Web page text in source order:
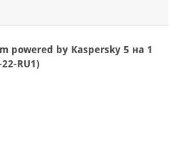
powered by Kaspersky 5 на 1
RU1)